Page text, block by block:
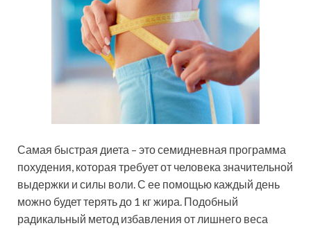
Самая быстрая диета – это семидневная программа
похудения, которая требует от человека значительной
выдержки и силы воли. С ее помощью каждый день
можно будет терять до 1 кг жира. Подобный
радикальный метод избавления от лишнего веса